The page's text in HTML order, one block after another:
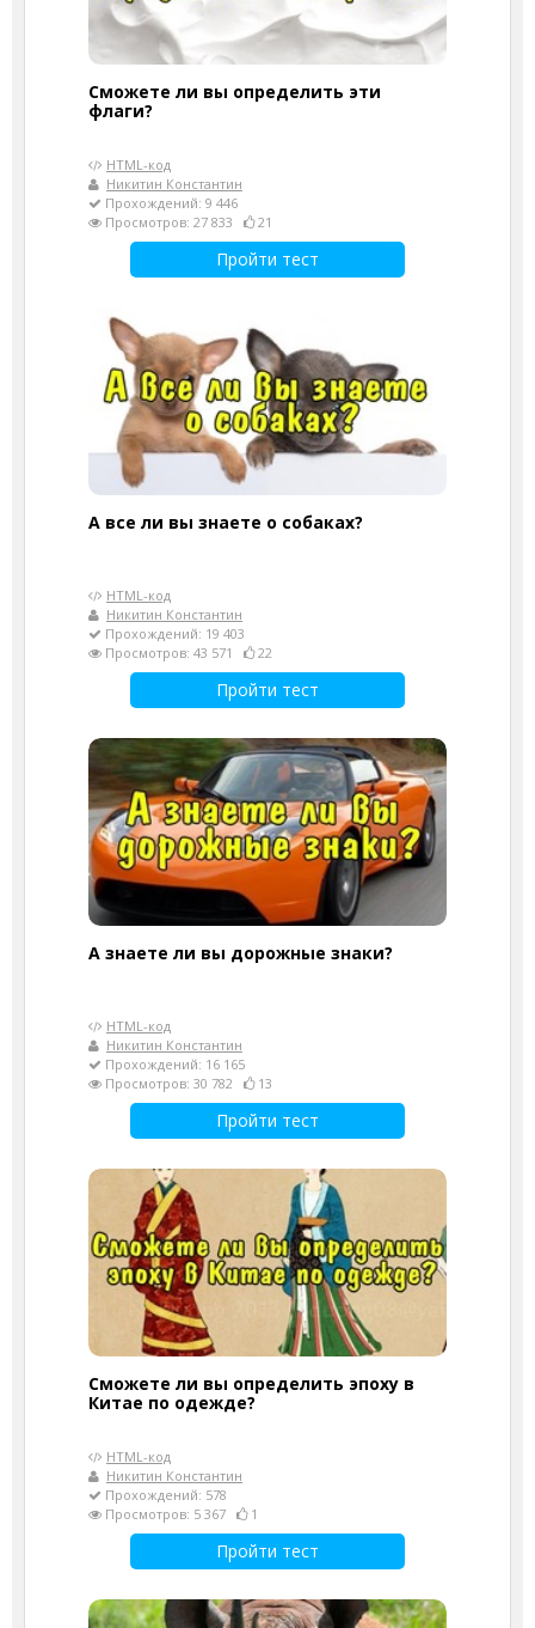
Сможете ли вы определить эти
флаги?
HTML-код
Никитин Константин
Прохождений: 9 446
Просмотров: 27 833
21
Пройти тест
А все ли вы знаете о собаках?
HTML-код
Никитин Константин
Прохождений: 19 403
Просмотров: 43 571
22
Пройти тест
А знаете ли вы дорожные знаки?
HTML-код
Никитин Константин
Прохождений: 16 165
Просмотров: 30 782
13
Пройти тест
Сможете ли вы определить эпоху в
Китае по одежде?
HTML-код
Никитин Константин
Прохождений: 578
Просмотров: 5 367
1
Пройти тест